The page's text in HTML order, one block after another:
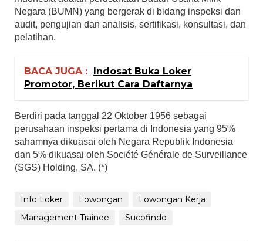
Negara (BUMN) yang bergerak di bidang inspeksi dan
audit, pengujian dan analisis, sertifikasi, konsultasi, dan
pelatihan.
BACA JUGA :
Indosat Buka Loker
Promotor, Berikut Cara Daftarnya
Berdiri pada tanggal 22 Oktober 1956 sebagai
perusahaan inspeksi pertama di Indonesia yang 95%
sahamnya dikuasai oleh Negara Republik Indonesia
dan 5% dikuasai oleh Société Générale de Surveillance
(SGS) Holding, SA. (*)
Info Loker Lowongan
Lowongan Kerja
Management Trainee
Sucofindo